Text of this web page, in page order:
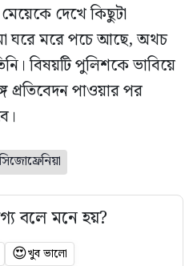
দেখে কিছুটা
ঘরে মরে পচে আছে, অথচ
বিষয়টি পুলিশকে ভাবিয়ে
প্রতিবেদন পাওয়ার পর
সিজোফ্রেনিয়া
বলে মনে হয়?
😍খুব ভালো